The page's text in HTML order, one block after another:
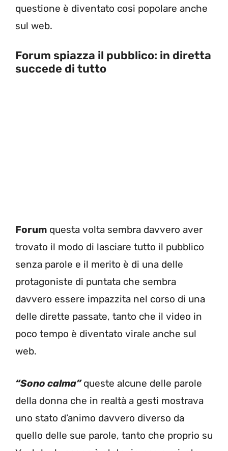
questione è diventato cosi popolare anche
sul web.
Forum spiazza il pubblico: in diretta
succede di tutto
Forum questa volta sembra davvero aver
trovato il modo di lasciare tutto il pubblico
senza parole e il merito è di una delle
protagoniste di puntata che sembra
davvero essere impazzita nel corso di una
delle dirette passate, tanto che il video in
poco tempo è diventato virale anche sul
web.
“Sono calma”queste alcune delle parole
della donna che in realtà a gesti mostrava
uno stato d’animo davvero diverso da
quello delle sue parole, tanto che proprio su